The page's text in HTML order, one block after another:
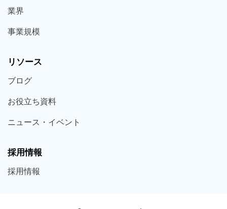
業界
事業規模
リソース
ブログ
お役立ち資料
ニュース・ イベント
採用情報
採用情報